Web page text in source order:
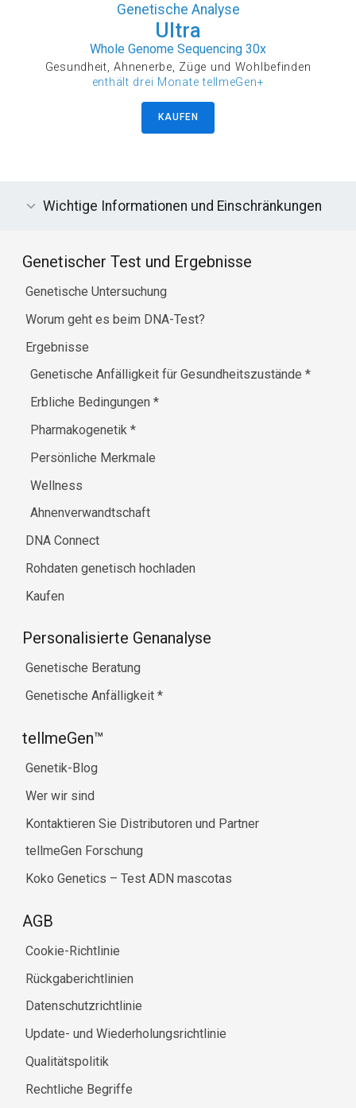
Genetische Analyse
Ultra
Whole Genome Sequencing 30x
Gesundheit, Ahnenerbe, Züge und Wohlbefinden
enthält drei Monate tellmeGen+
KAUFEN
Wichtige Informationen und Einschränkungen
Genetischer Test und Ergebnisse
Genetische Untersuchung
Worum geht es beim DNA-Test?
Ergebnisse
Genetische Anfälligkeit für Gesundheitszustände*
Erbliche Bedingungen*
Pharmakogenetik*
Persönliche Merkmale
Wellness
Ahnenverwandtschaft
DNA Connect
Rohdaten genetisch hochladen
Kaufen
Personalisierte Genanalyse
Genetische Beratung
Genetische Anfälligkeit *
tellmeGen™
Genetik-Blog
Wer wir sind
Kontaktieren Sie Distributoren und Partner
tellmeGen Forschung
Koko Genetics – Test ADN mascotas
AGB
Cookie-Richtlinie
Rückgaberichtlinien
Datenschutzrichtlinie
Update- und Wiederholungsrichtlinie
Qualitätspolitik
Rechtliche Begriffe